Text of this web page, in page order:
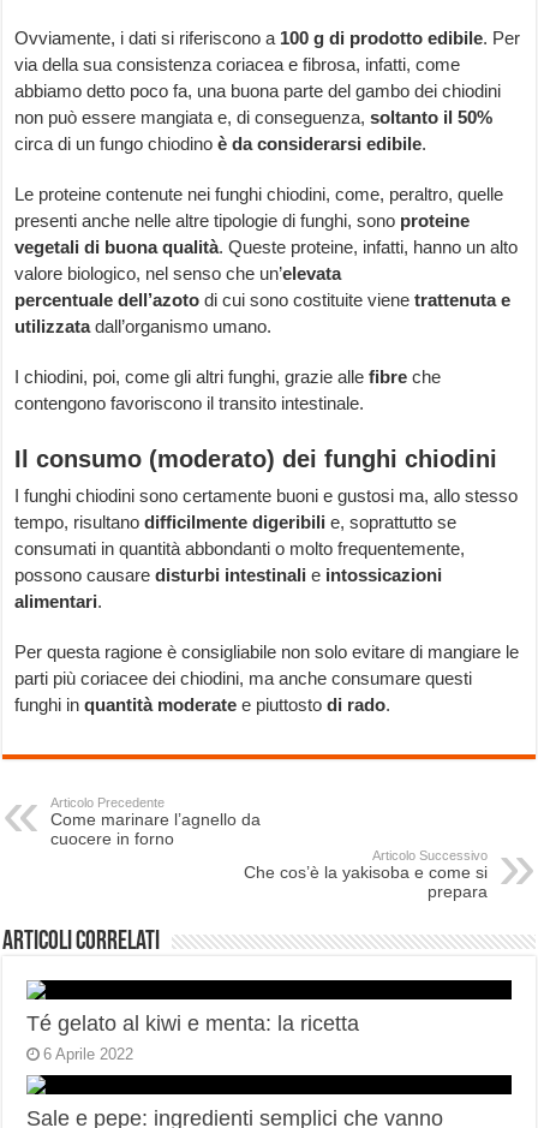
Ovviamente, i dati si riferiscono a 100 g di prodotto edibile. Per
via della sua consistenza coriacea e fibrosa, infatti, come
abbiamo detto poco fa, una buona parte del gambo dei chiodini
non può essere mangiata e, di conseguenza,soltanto il 50%
circa di un fungo chiodinoè da considerarsi edibile.
Le proteine contenute nei funghi chiodini, come, peraltro, quelle
presenti anche nelle altre tipologie di funghi, sono proteine
vegetali di buona qualità. Queste proteine, infatti, hanno un alto
valore biologico, nel senso che un’elevata
percentuale dell’azoto di cui sono costituite vienetrattenuta e
utilizzatadall’organismo umano.
I chiodini, poi, come gli altri funghi, grazie allefibre che
contengono favoriscono il transito intestinale.
Il consumo (moderato) dei funghi chiodini
I funghi chiodini sono certamente buoni e gustosi ma, allo stesso
tempo, risultano difficilmente digeribili e, soprattutto se
consumati in quantità abbondanti o molto frequentemente,
possono causaredisturbi intestinali e intossicazioni
alimentari.
Per questa ragione è consigliabile non solo evitare di mangiare le
parti più coriacee dei chiodini, ma anche consumare questi
funghi inquantità moderate e piuttosto di rado.
Articolo Precedente
Come marinare l’agnello da
cuocere in forno
Articolo Successivo
Che cos’è la yakisoba e come si
prepara
Articoli correlati
Té gelato al kiwi e menta: la ricetta
6 Aprile 2022
Sale e pepe: ingredienti semplici che vanno